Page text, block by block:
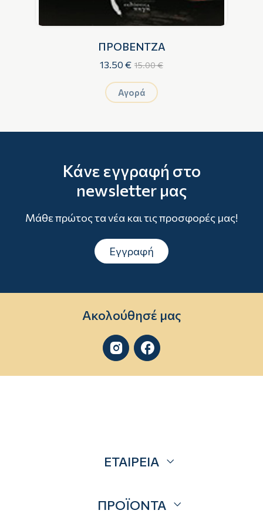
ΠΡΟΒΕΝΤΖΑ
13.50 € 15.00 €
Αγορά
Κάνε εγγραφή στο
newsletter μας
Μάθε πρώτος τα νέα και τις προσφορές μας!
Εγγραφή
Ακολούθησέ μας
 
ΕΤΑΙΡΕΙΑ
Επικοινωνία
ΠΡΟΪΟΝΤΑ